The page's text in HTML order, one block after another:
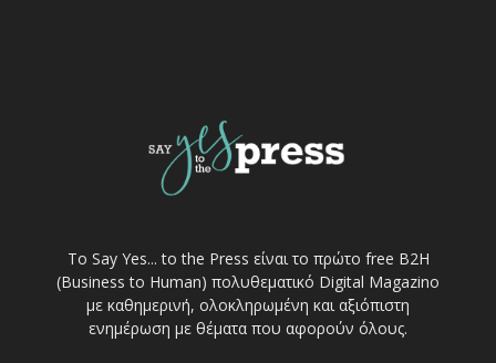
Το Say Yes... to the Press είναι το πρώτο free Β2Η
(Business to Human) πολυθεματικό Digital Magazino
με καθημερινή, ολοκληρωμένη και αξιόπιστη
ενημέρωση με θέματα που αφορούν όλους.